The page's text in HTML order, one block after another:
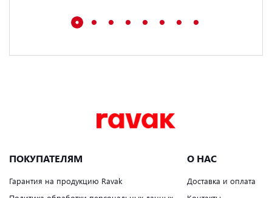
ПОКУПАТЕЛЯМ
Гарантия на продукцию Ravak
О НАС
Доставка и оплата